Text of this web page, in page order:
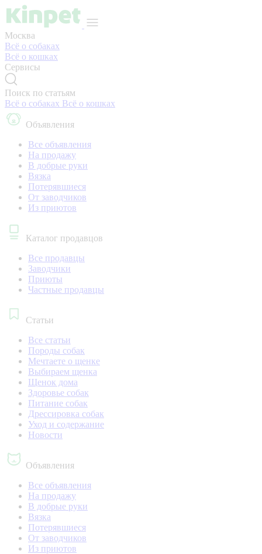
Москва
Всё о собаках
Всё о кошках
Сервисы
Поиск по статьям
Всё о собаках Всё о кошках
Объявления
Все объявления
На продажу
В добрые руки
Вязка
Потерявшиеся
От заводчиков
Из приютов
Каталог продавцов
Все продавцы
Заводчики
Приюты
Частные продавцы
Статьи
Все статьи
Породы собак
Мечтаете о щенке
Выбираем щенка
Щенок дома
Здоровье собак
Питание собак
Дрессировка собак
Уход и содержание
Новости
Объявления
Все объявления
На продажу
В добрые руки
Вязка
Потерявшиеся
От заводчиков
Из приютов